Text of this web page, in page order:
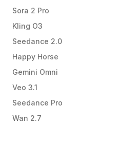
Sora 2 Pro
Kling O3
Seedance 2.0
Happy Horse
Gemini Omni
Veo 3.1
Seedance Pro
Wan 2.7